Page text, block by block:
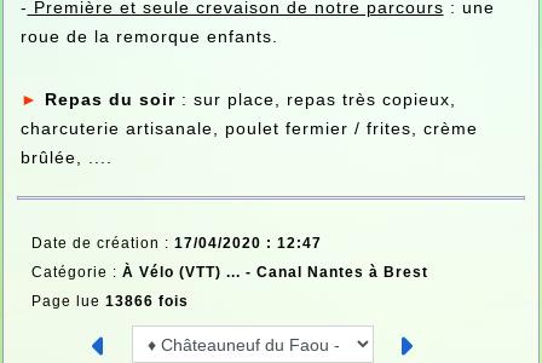
- Première et seule crevaison de notre parcours : une
roue de la remorque enfants.
► Repas du soir: sur place, repas très copieux,
charcuterie artisanale, poulet fermier / frites, crème
brûlée, ....
Date de création : 17/04/2020 : 12:47
Catégorie : À Vélo (VTT) ... - Canal Nantes à Brest
Page lue 13866 fois